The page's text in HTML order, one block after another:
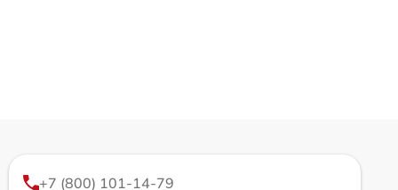
+7 (800) 101-14-79